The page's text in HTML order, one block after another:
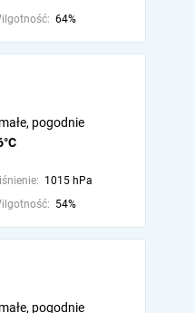
64%
pogodnie
1015 hPa
54%
pogodnie